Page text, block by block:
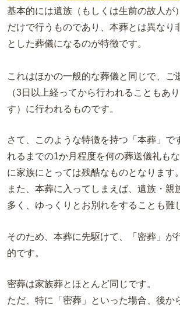
基本的には遺族（もしくは生前の故人が
だけで行うものであり、本葬とは異なり
とした葬儀になるのが特徴です。
これはほかの一般的な葬儀と同じで、ご
（3日以上経ってから行われることもあ
す）に行われるものです。
さて、このような特徴を持つ「本葬」で
れるまでの1か月程度を何の葬送儀礼も
に家族にとっては残酷なものとなります。
また、本葬に入ってしまえば、遺族・親
多く、ゆっくりとお別れをすることも難
そのため、本葬に先駆けて、「密葬」が
的です。
密葬は家族葬とほとんど同じです。
ただ、特に「密葬」といった場合、後か